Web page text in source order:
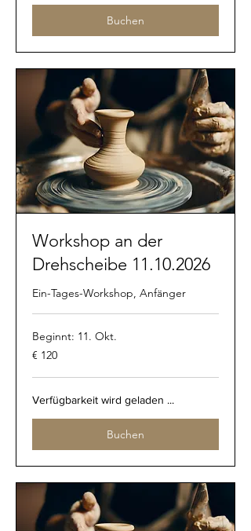
Buchen
Workshop an der
Drehscheibe 11.10.2026
Ein-Tages-Workshop, Anfänger
Beginnt: 11. Okt.
120
Euro
€ 120
Verfügbarkeit wird geladen ...
Buchen